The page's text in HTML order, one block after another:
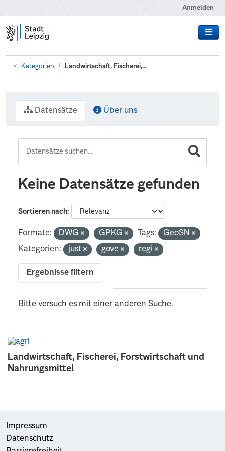
Anmelden
Kategorien Landwirtschaft, Fischerei,...
Landwirtschaft, Fischerei, Forstwirtschaft und
Nahrungsmittel
Datensätze Über uns
Keine Datensätze gefunden
Sortieren nach
Formate: DWG GPKG Tags:
GeoSN
Kategorien:
just gove regi
Ergebnisse filtern
Bitte versuch es mit einer anderen Suche.
Impressum
Datenschutz